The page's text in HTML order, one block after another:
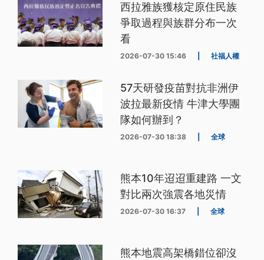
西拉雅族獲核定原住民族
爭取過程與族群分布一次
看
2026-07-30 15:46 社福人權
57天研發疫苗對抗非洲伊
波拉最新疫情 牛津大學團
隊如何辦到？
2026-07-30 18:38 全球
熊本10年迢迢重建路 一文
對比兩次強震各地災情
2026-07-30 16:37 全球
熊本地震高架橋錯位卻沒